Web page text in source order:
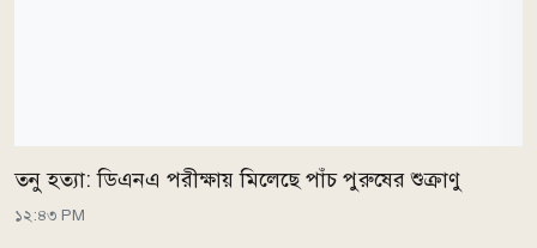
তনু হত্যা: ডিএনএ পরীক্ষায় মিলেছে পাঁচ পুরুষের শুক্রাণু
১২:৪৩ PM